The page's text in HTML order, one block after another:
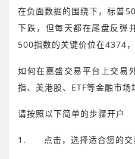
在负面数据的围绕下，标普
下跌，但每天都在尾盘反弹
500指数的关键价位在4374
如何在嘉盛交易平台上交易
指、美港股、ETF等金融市场
请按照以下简单的步骤开户
1. 点击，选择适合您的交